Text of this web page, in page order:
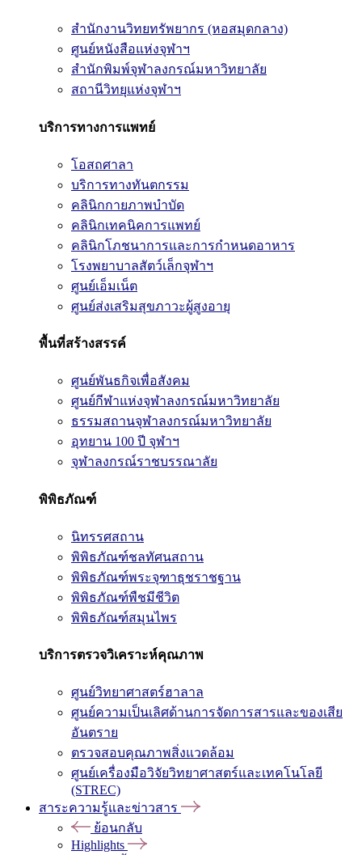
สำนักงานวิทยทรัพยากร (หอสมุดกลาง)
ศูนย์หนังสือแห่งจุฬาฯ
สำนักพิมพ์จุฬาลงกรณ์มหาวิทยาลัย
สถานีวิทยุแห่งจุฬาฯ
บริการทางการแพทย์
โอสถศาลา
บริการทางทันตกรรม
คลินิกกายภาพบำบัด
คลินิกเทคนิคการแพทย์
คลินิกโภชนาการและการกำหนดอาหาร
โรงพยาบาลสัตว์เล็กจุฬาฯ
ศูนย์เอ็มเน็ต
ศูนย์ส่งเสริมสุขภาวะผู้สูงอายุ
พื้นที่สร้างสรรค์
ศูนย์พันธกิจเพื่อสังคม
ศูนย์กีฬาแห่งจุฬาลงกรณ์มหาวิทยาลัย
ธรรมสถานจุฬาลงกรณ์มหาวิทยาลัย
อุทยาน 100 ปี จุฬาฯ
จุฬาลงกรณ์ราชบรรณาลัย
พิพิธภัณฑ์
นิทรรศสถาน
พิพิธภัณฑ์ชลทัศนสถาน
พิพิธภัณฑ์พระจุฑาธุชราชฐาน
พิพิธภัณฑ์พืชมีชีวิต
พิพิธภัณฑ์สมุนไพร
บริการตรวจวิเคราะห์คุณภาพ
ศูนย์วิทยาศาสตร์ฮาลาล
ศูนย์ความเป็นเลิศด้านการจัดการสารและของเสีย
อันตราย
ตรวจสอบคุณภาพสิ่งแวดล้อม
ศูนย์เครื่องมือวิจัยวิทยาศาสตร์และเทคโนโลยี
(STREC)
สาระความรู้และข่าวสาร
ย้อนกลับ
Highlights